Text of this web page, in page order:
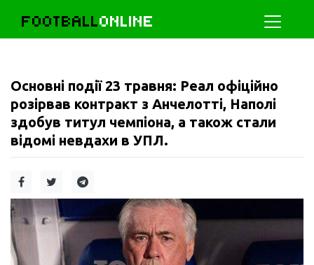
FOOTBALLONLINE
Основні події 23 травня: Реал офіційно
розірвав контракт з Анчелотті, Наполі
здобув титул чемпіона, а також стали
відомі невдахи в УПЛ.